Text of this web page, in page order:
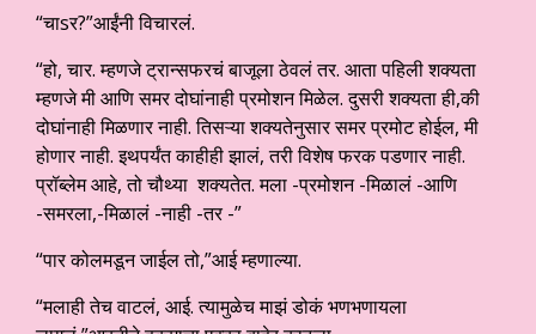
“चाsर?”आईंनी विचारलं.
“हो, चार. म्हणजे ट्रान्सफरचं बाजूला ठेवलं तर. आता पहिली शक्यता
म्हणजे मी आणि समर दोघांनाही प्रमोशन मिळेल. दुसरी शक्यता ही,की
दोघांनाही मिळणार नाही. तिसऱ्या शक्यतेनुसार समर प्रमोट होईल, मी
होणार नाही. इथपर्यंत काहीही झालं, तरी विशेष फरक पडणार नाही.
प्रॉब्लेम आहे, तो चौथ्या शक्यतेत. मला -प्रमोशन -मिळालं -आणि
-समरला,-मिळालं -नाही -तर -”
“पार कोलमडून जाईल तो,”आई म्हणाल्या.
“मलाही तेच वाटलं, आई. त्यामुळेच माझं डोकं भणभणायला